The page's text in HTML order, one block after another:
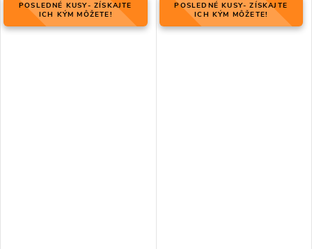
POSLEDNÉ KUSY- ZÍSKAJTE
ICH KÝM MÔŽETE!
POSLEDNÉ KUSY- ZÍSKAJTE
ICH KÝM MÔŽETE!